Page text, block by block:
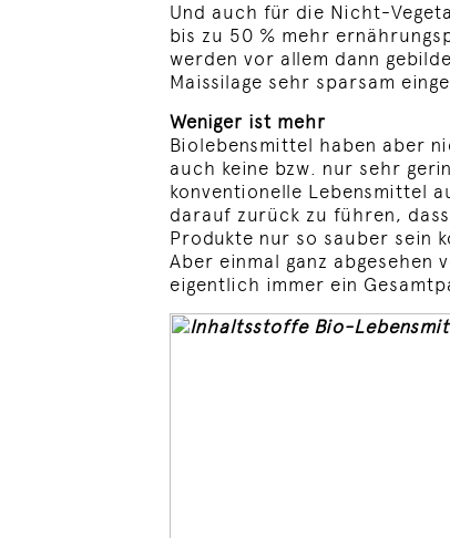
Und auch für die Nicht-
bis zu 50 % mehr
werden vor allem dann
Maissilage sehr sparsam
Weniger ist mehr
Biolebensmittel haben aber
auch keine bzw. nur sehr
konventionelle Lebensmittel
darauf zurück zu führen,
Produkte nur so sauber sein
Aber einmal ganz
eigentlich immer ein